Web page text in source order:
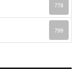
778
799